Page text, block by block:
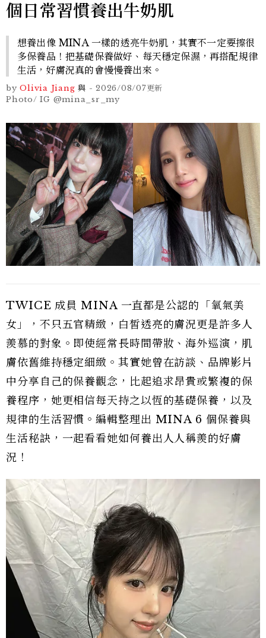
個日常習慣養出牛奶肌
想養出像 MINA 一樣的透亮牛奶肌，其實不一定要擦很
多保養品！把基礎保養做好、每天穩定保濕，再搭配規律
生活，好膚況真的會慢慢養出來。
by Olivia Jiang 與 - 2026/08/07更新
Photo/ IG @mina_sr_my
TWICE 成員 MINA 一直都是公認的「氧氣美
女」，不只五官精緻，白皙透亮的膚況更是許多人
羨慕的對象。即使經常長時間帶妝、海外巡演，肌
膚依舊維持穩定細緻。其實她曾在訪談、品牌影片
中分享自己的保養觀念，比起追求昂貴或繁複的保
養程序，她更相信每天持之以恆的基礎保養，以及
規律的生活習慣。編輯整理出 MINA 6 個保養與
生活秘訣，一起看看她如何養出人人稱羨的好膚
況！